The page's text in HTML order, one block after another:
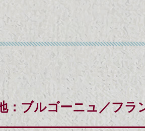
： ブルゴーニュ／フラ